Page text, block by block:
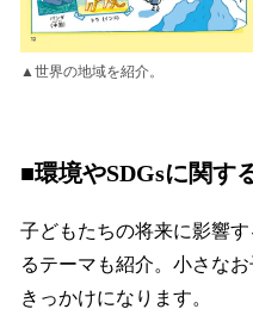
▲世界の地域を紹介。
■環境やSDGsに関す
子どもたちの将来に影響
るテーマも紹介。小さな
きっかけになります。